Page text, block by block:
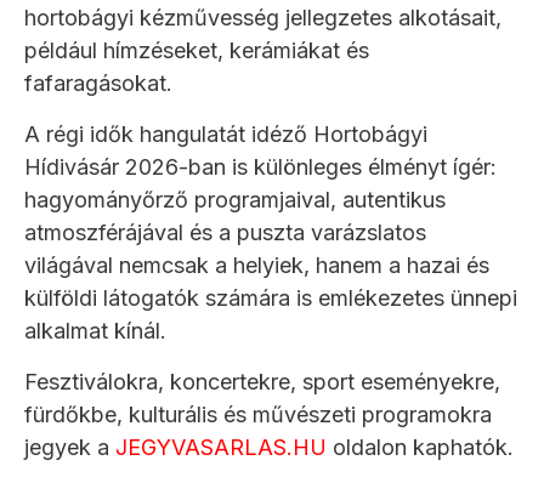
hortobágyi kézművesség jellegzetes alkotásait,
például hímzéseket, kerámiákat és
fafaragásokat.
A régi idők hangulatát idéző Hortobágyi
Hídivásár 2026-ban is különleges élményt ígér:
hagyományőrző programjaival, autentikus
atmoszférájával és a puszta varázslatos
világával nemcsak a helyiek, hanem a hazai és
külföldi látogatók számára is emlékezetes ünnepi
alkalmat kínál.
Fesztiválokra, koncertekre, sport eseményekre,
fürdőkbe, kulturális és művészeti programokra
jegyek a JEGYVASARLAS.HU oldalon kaphatók.